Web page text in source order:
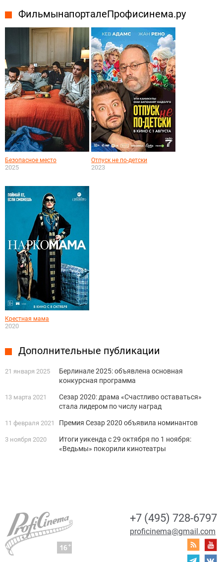
Фильмы на портале Профисинема.ру
Безопасное место
2025
Отпуск не по-детски
2023
Крестная мама
2020
Дополнительные публикации
21 января 2025
Берлинале 2025: объявлена основная
конкурсная программа
13 марта 2021
Сезар 2020: драма «Счастливо оставаться»
стала лидером по числу наград
11 февраля 2021 Премия Сезар 2020 объявила номинантов
3 ноября 2020
Итоги уикенда с 29 октября по 1 ноября:
«Ведьмы» покорили кинотеатры
+7 (495) 728-6797
proficinema@gmail.com